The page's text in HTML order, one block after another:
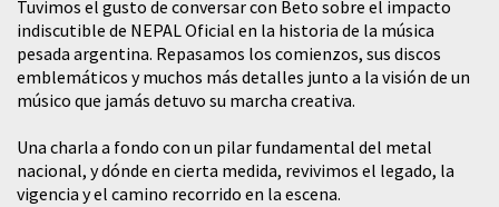
Tuvimos el gusto de conversar con Beto sobre el impacto
indiscutible de NEPAL Oficial en la historia de la música
pesada argentina. Repasamos los comienzos, sus discos
emblemáticos y muchos más detalles junto a la visión de un
músico que jamás detuvo su marcha creativa.
​Una charla a fondo con un pilar fundamental del metal
nacional, y dónde en cierta medida, revivimos el legado, la
vigencia y el camino recorrido en la escena.